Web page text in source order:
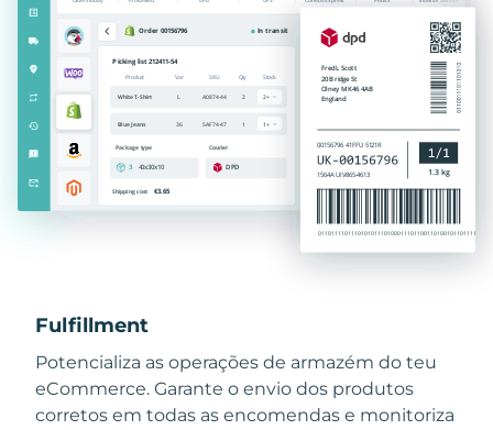
Fulfillment
Potencializa as operações de armazém do teu
eCommerce. Garante o envio dos produtos
corretos em todas as encomendas e monitoriza